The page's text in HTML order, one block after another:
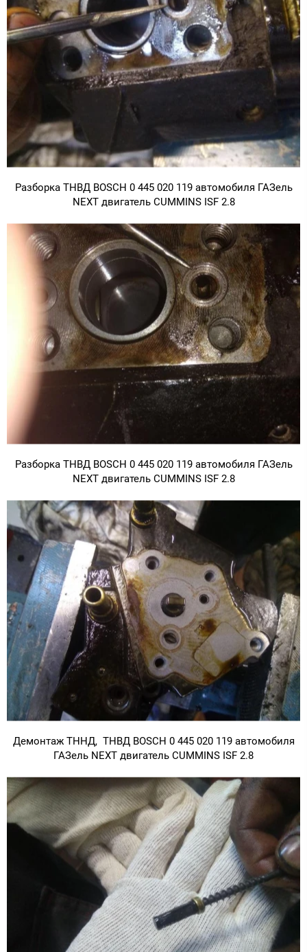
Разборка ТНВД BOSCH 0 445 020 119 автомобиля ГАЗель
NEXT двигатель CUMMINS ISF 2.8
Разборка ТНВД BOSCH 0 445 020 119 автомобиля ГАЗель
NEXT двигатель CUMMINS ISF 2.8
Демонтаж ТННД, ТНВД BOSCH 0 445 020 119 автомобиля
ГАЗель NEXT двигатель CUMMINS ISF 2.8